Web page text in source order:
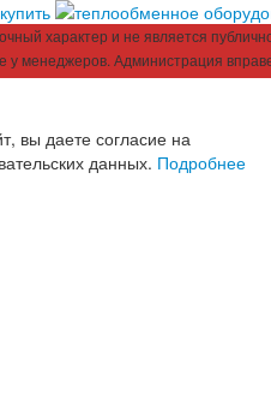
характер и не является
у менеджеров. Администрация
вы даете согласие на
данных. Подробнее